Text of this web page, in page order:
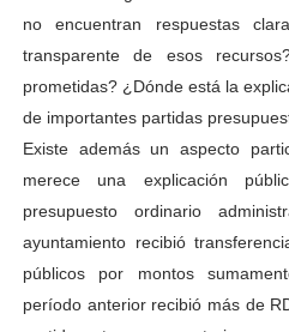
no encuentran respuestas
transparente de esos
prometidas? ¿Dónde está la
de importantes partidas
Existe además un aspecto
merece una explicación
presupuesto ordinario
ayuntamiento recibió
públicos por montos
período anterior recibió más de